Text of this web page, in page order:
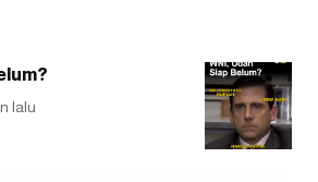
lalu